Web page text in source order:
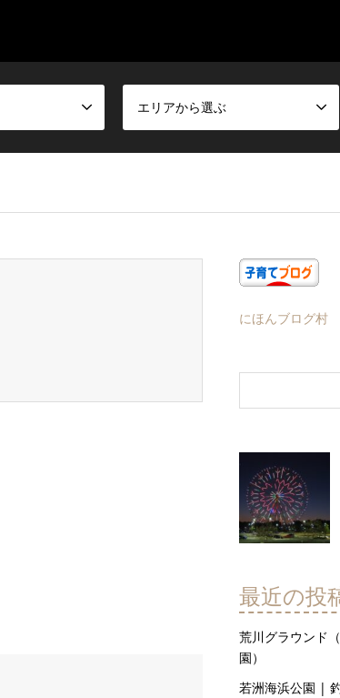
エリアから選ぶ
にほんブログ村
最近の投
荒川グラウンド
園）
若洲海浜公園 |